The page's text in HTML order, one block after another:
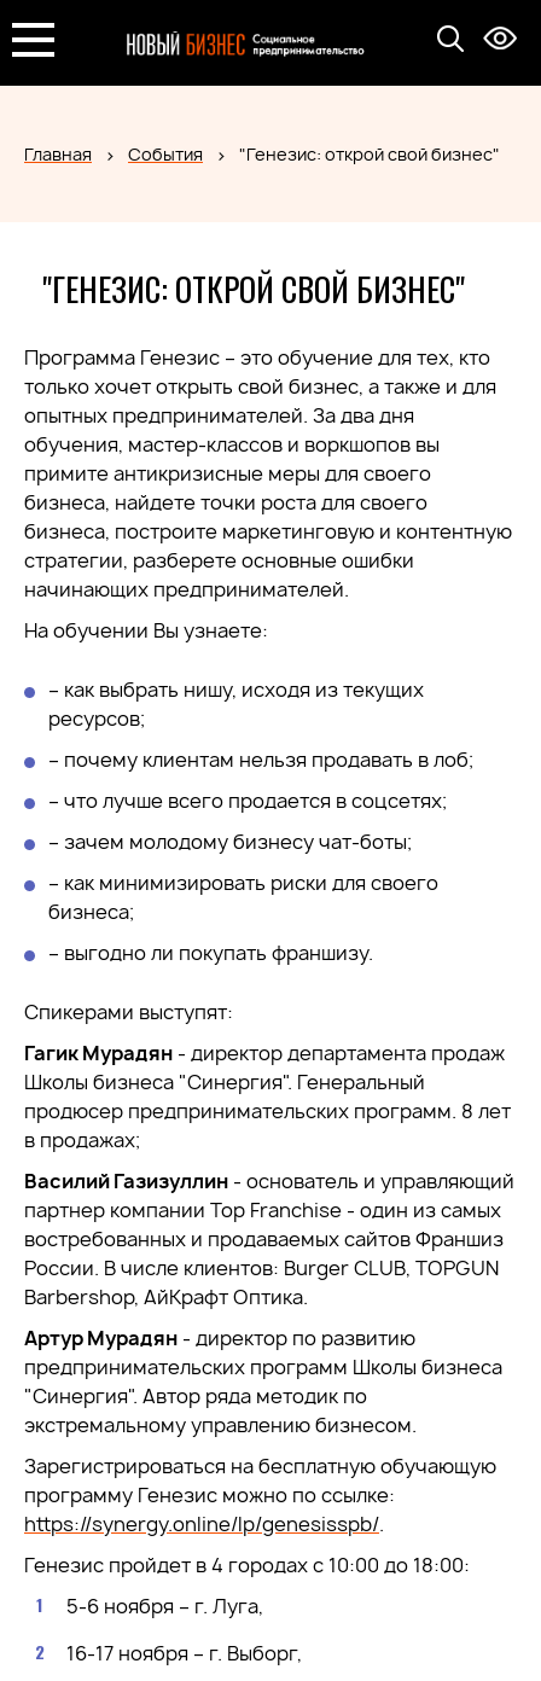
Главная События "Генезис: открой свой бизнес"
"ГЕНЕЗИС: ОТКРОЙ СВОЙ БИЗНЕС"
Программа Генезис – это обучение для тех, кто
только хочет открыть свой бизнес, а также и для
опытных предпринимателей. За два дня
обучения, мастер-классов и воркшопов вы
примите антикризисные меры для своего
бизнеса, найдете точки роста для своего
бизнеса, построите маркетинговую и контентную
стратегии, разберете основные ошибки
начинающих предпринимателей.
На обучении Вы узнаете:
– как выбрать нишу, исходя из текущих
ресурсов;
– почему клиентам нельзя продавать в лоб;
– что лучше всего продается в соцсетях;
– зачем молодому бизнесу чат-боты;
– как минимизировать риски для своего
бизнеса;
– выгодно ли покупать франшизу.
Спикерами выступят:
Гагик Мурадян - директор департамента продаж
Школы бизнеса "Синергия". Генеральный
продюсер предпринимательских программ. 8 лет
в продажах;
Василий Газизуллин - основатель и управляющий
партнер компании Top Franchise - один из самых
востребованных и продаваемых сайтов Франшиз
России. В числе клиентов: Burger CLUB, TOPGUN
Barbershop, АйКрафт Оптика.
Артур Мурадян - директор по развитию
предпринимательских программ Школы бизнеса
"Синергия". Автор ряда методик по
экстремальному управлению бизнесом.
Зарегистрироваться на бесплатную обучающую
программу Генезис можно по ссылке:
https://synergy.online/lp/genesisspb/.
Генезис пройдет в 4 городах с 10:00 до 18:00:
5-6 ноября – г. Луга,
16-17 ноября – г. Выборг,